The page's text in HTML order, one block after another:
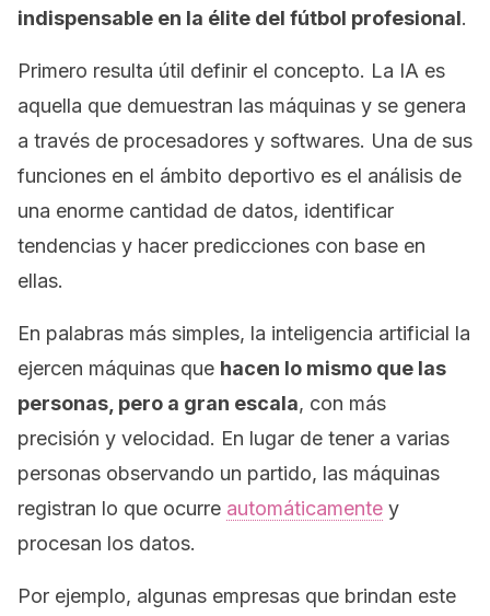
indispensable en la élite del fútbol profesional.
Primero resulta útil definir el concepto. La IA es
aquella que demuestran las máquinas y se genera
a través de procesadores y softwares. Una de sus
funciones en el ámbito deportivo es el análisis de
una enorme cantidad de datos, identificar
tendencias y hacer predicciones con base en
ellas.
En palabras más simples, la inteligencia artificial la
ejercen máquinas que hacen lo mismo que las
personas, pero a gran escala, con más
precisión y velocidad. En lugar de tener a varias
personas observando un partido, las máquinas
registran lo que ocurre automáticamente y
procesan los datos.
Por ejemplo, algunas empresas que brindan este